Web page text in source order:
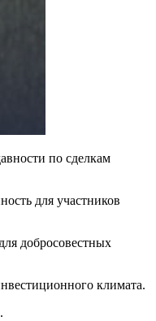
по сделкам
для участников
добросовестных
климата.